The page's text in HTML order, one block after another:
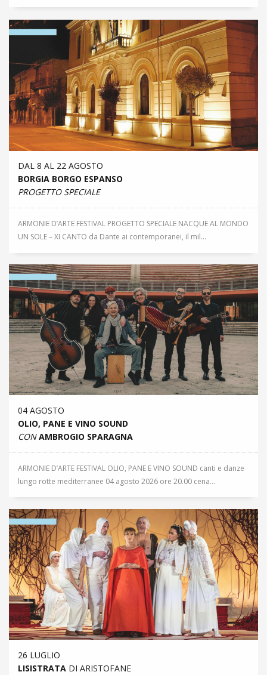
DAL 8 AL 22 AGOSTO
BORGIA BORGO ESPANSO
PROGETTO SPECIALE
ARMONIE D’ARTE FESTIVAL PROGETTO SPECIALE NACQUE AL MONDO
UN SOLE – XI CANTO da Dante ai contemporanei, il mil...
04 AGOSTO
OLIO, PANE E VINO SOUND
CONAMBROGIO SPARAGNA
ARMONIE D’ARTE FESTIVAL OLIO, PANE E VINO SOUND canti e danze
lungo rotte mediterranee 04 agosto 2026 ore 20.00 cena...
26 LUGLIO
LISISTRATA DI ARISTOFANE